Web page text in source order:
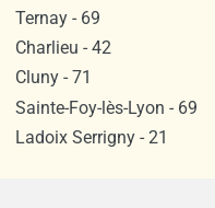
Ternay - 69
Charlieu - 42
Cluny - 71
Sainte-Foy-lès-Lyon - 69
Ladoix Serrigny - 21